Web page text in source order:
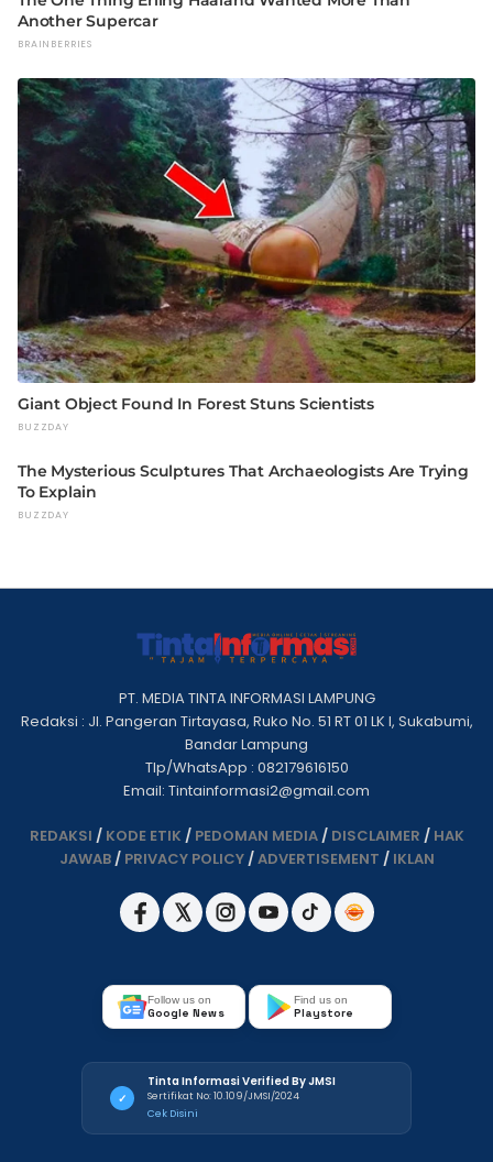
PT. MEDIA TINTA INFORMASI LAMPUNG
Redaksi : Jl. Pangeran Tirtayasa, Ruko No. 51 RT 01 LK I, Sukabumi,
Bandar Lampung
Tlp/WhatsApp : 082179616150
Email: Tintainformasi2@gmail.com
REDAKSI / KODE ETIK / PEDOMAN MEDIA/ DISCLAIMER / HAK
JAWAB/ PRIVACY POLICY/ADVERTISEMENT / IKLAN
Follow us on
Google News
Find us on
Playstore
✓
Tinta Informasi Verified By JMSI
Sertifikat No: 10.109/JMSI/2024
Cek Disini